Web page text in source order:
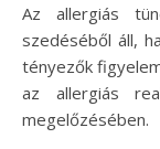
Az allergiás
szedéséből áll,
tényezők
az allergiás
megelőzésében.